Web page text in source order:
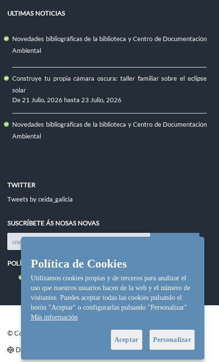
ULTIMAS NOTICIAS
Novedades bibliográficas de la biblioteca y Centro de Documentación
Ambiental
Construye tu propia cámara oscura: taller familiar sobre el eclipse
solar
De21 Julio, 2026 hasta 23 Julio, 2026
Novedades bibliográficas de la biblioteca y Centro de Documentación
Ambiental
TWITTER
Tweets by ceida_galicia
SUSCRÍBETE ÁS NOSAS NOVAS
POLÍTICAS DO SITIO
Política de cookies
© Copyright Ceida.
Desarrollo y diseño web
NetInformática
Política de Cookies
Utilizamos cookies propias y de terceros para analizar el
uso que nuestros usuarios hacen de la web y el número de
visitantes. Puedes aceptar todas las cookies pulsando el
botón "Aceptar" o configurarlas pulsando "Personalizar"
Más información
Aceptar Personalizar